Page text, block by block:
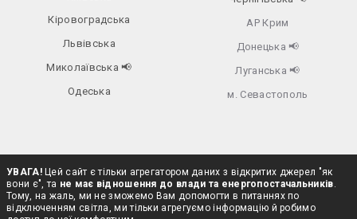
Кіровоградська
Львівська
Миколаївська📢
Одеська
АР Крим
Донецька 📢
Луганська 📢
м. Севастополь
УВАГА!Цей сайт є тільки агрегатором даних з відкритих джерел "як
вони є", та не має відношення до влади та енергопостачальників.
Тому, на жаль, ми не зможемо Вам допомогти в питаннях по
відключенням світла, ми тільки агрегуємо інформацію й робимо